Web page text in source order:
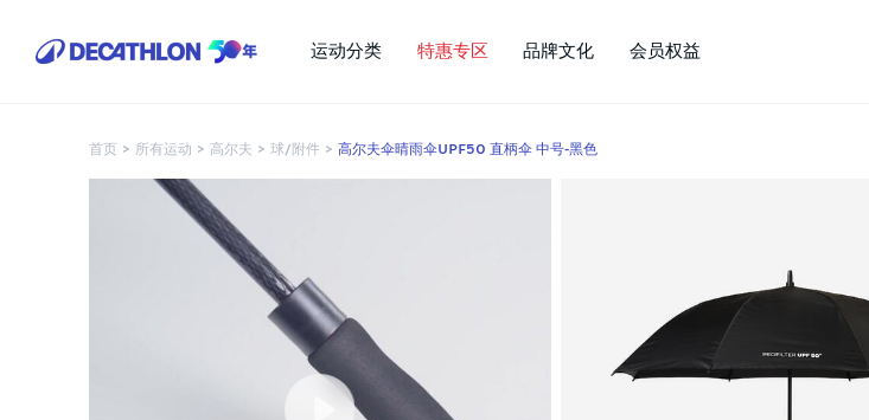
运动分类 特惠专区 品牌文化 会员权益
首页 > 所有运动 > 高尔夫 > 球/附件 > 高尔夫伞晴雨伞UPF50 直柄伞 中号-黑色